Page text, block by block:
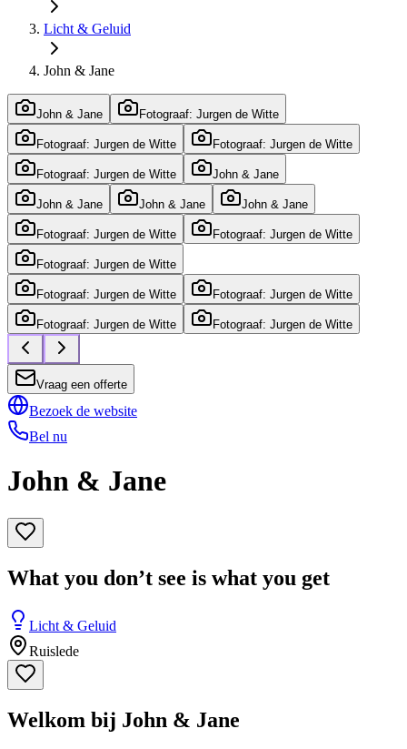
Licht & Geluid
John & Jane
John & Jane Fotograaf: Jurgen de Witte
Fotograaf: Jurgen de Witte Fotograaf: Jurgen de Witte
Fotograaf: Jurgen de Witte John & Jane
John & Jane John & Jane John & Jane
Fotograaf: Jurgen de Witte Fotograaf: Jurgen de Witte
Fotograaf: Jurgen de Witte
Fotograaf: Jurgen de Witte Fotograaf: Jurgen de Witte
Fotograaf: Jurgen de Witte Fotograaf: Jurgen de Witte
Vraag een offerte
Bezoek de website
Bel nu
John & Jane
What you don’t see is what you get
Licht & Geluid
Ruislede
Welkom bij John & Jane